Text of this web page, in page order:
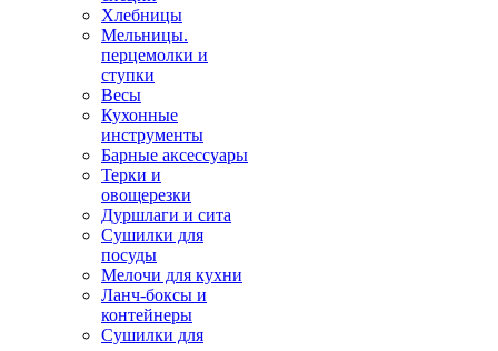
Хлебницы
Мельницы.
перцемолки и
ступки
Весы
Кухонные
инструменты
Барные аксессуары
Терки и
овощерезки
Дуршлаги и сита
Сушилки для
посуды
Мелочи для кухни
Ланч-боксы и
контейнеры
Сушилки для